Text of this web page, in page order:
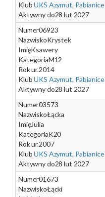
KlubUKS Azymut, Pabianice
Aktywny do28 lut 2027
Numer06923
NazwiskoKrystek
ImięKsawery
KategoriaM12
Rok ur.2014
KlubUKS Azymut, Pabianice
Aktywny do28 lut 2027
Numer03573
NazwiskoŁącka
ImięJulia
KategoriaK20
Rok ur.2007
KlubUKS Azymut, Pabianice
Aktywny do28 lut 2027
Numer01673
NazwiskoŁącki